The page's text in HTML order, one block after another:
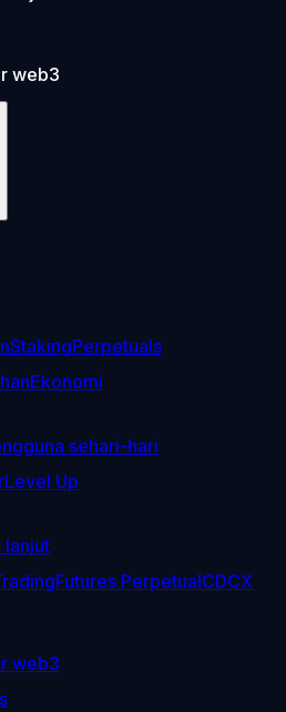
web3
StakingPerpetuals
Ekonomi
sehari-hari
Level Up
lanjut
Futures PerpetualCDCX
web3